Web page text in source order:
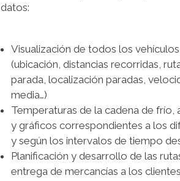
datos:
Visualización de todos los
(ubicación, distancias recorridas,
parada, localización paradas,
media…)
Temperaturas de la cadena de frío,
y gráficos correspondientes a los
y según los intervalos de tiempo
Planificación y desarrollo de las
entrega de mercancías a los